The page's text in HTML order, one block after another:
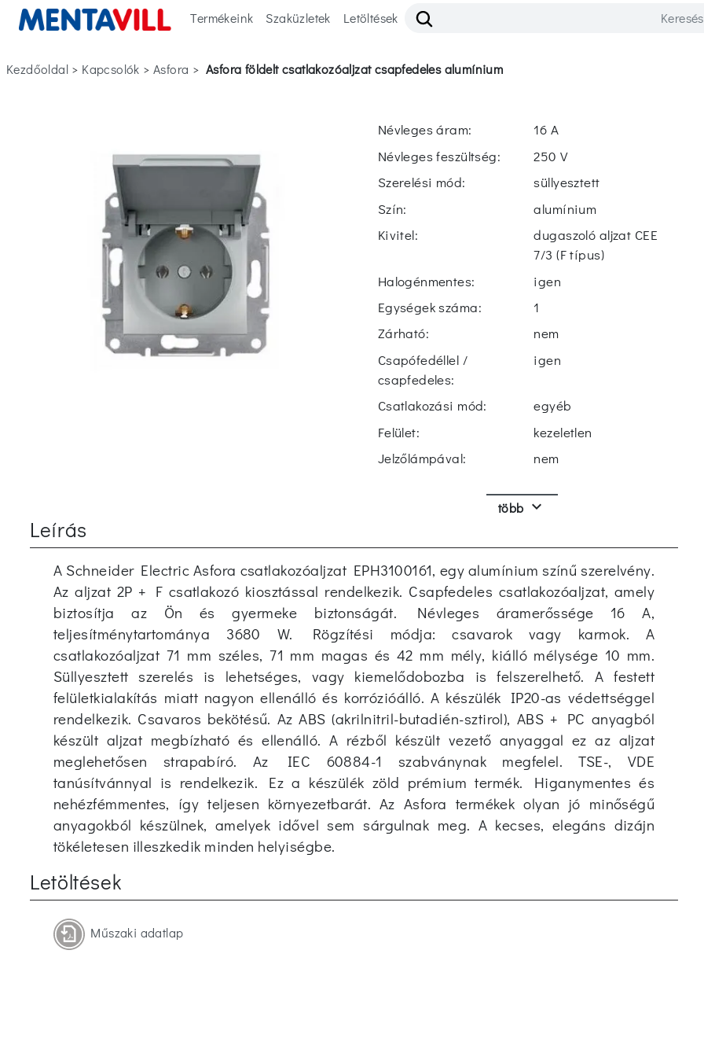
Termékeink Szaküzletek Letöltések
Kezdőoldal > kapcsolók > asfora > asfora földelt csatlakozóaljzat csapfedeles alumínium
Névleges áram:
16 A
Névleges feszültség:
250 V
Szerelési mód:
süllyesztett
Szín:
alumínium
Kivitel:
dugaszoló aljzat CEE
7/3 (F típus)
Halogénmentes:
igen
Egységek száma:
1
Zárható:
nem
Csapófedéllel /
csapfedeles:
igen
Csatlakozási mód:
egyéb
Felület:
kezeletlen
Jelzőlámpával:
nem
nem
BE-/KI-kapcsolóval:
nem
Védőkapcsolat:
igen
Szövegmező / írási
felület:
nem
Kilökő mechanizmus:
nem
Anyag minősége:
termoplasztik
Elfordított központi
beépítés:
nem
Túlfeszültség elleni
védelem:
nem
Hibaáramvédelem:
nem
Szigetelt beépítés:
nem
több keyboard_arrow_down
Leírás
A Schneider Electric Asfora csatlakozóaljzat EPH3100161, egy alumínium színű szerelvény.
Az aljzat 2P + F csatlakozó kiosztással rendelkezik. Csapfedeles csatlakozóaljzat, amely
biztosítja az Ön és gyermeke biztonságát. Névleges áramerőssége 16 A,
teljesítménytartománya 3680 W. Rögzítési módja: csavarok vagy karmok. A
csatlakozóaljzat 71 mm széles, 71 mm magas és 42 mm mély, kiálló mélysége 10 mm.
Süllyesztett szerelés is lehetséges, vagy kiemelődobozba is felszerelhető. A festett
felületkialakítás miatt nagyon ellenálló és korrózióálló. A készülék IP20-as védettséggel
rendelkezik. Csavaros bekötésű. Az ABS (akrilnitril-butadién-sztirol), ABS + PC anyagból
készült aljzat megbízható és ellenálló. A rézből készült vezető anyaggal ez az aljzat
meglehetősen strapabíró. Az IEC 60884-1 szabványnak megfelel. TSE-, VDE
tanúsítvánnyal is rendelkezik. Ez a készülék zöld prémium termék. Higanymentes és
nehézfémmentes, így teljesen környezetbarát. Az Asfora termékek olyan jó minőségű
anyagokból készülnek, amelyek idővel sem sárgulnak meg. A kecses, elegáns dizájn
tökéletesen illeszkedik minden helyiségbe.
Letöltések
Műszaki adatlap